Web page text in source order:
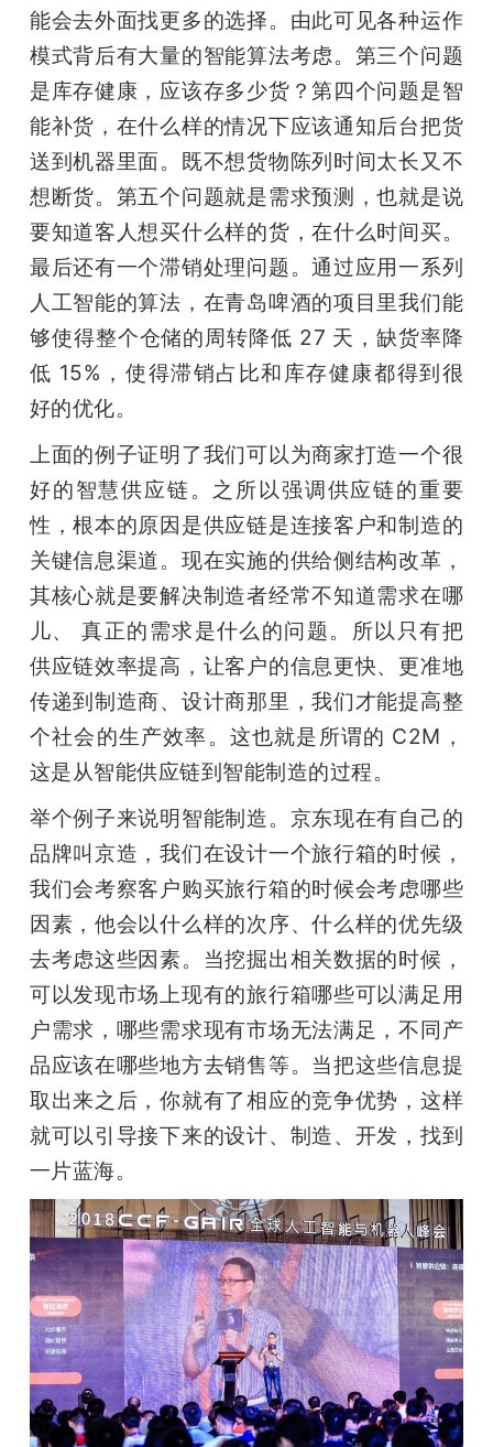
能会去外面找更多的选择。由此可见各种运作
模式背后有大量的智能算法考虑。第三个问题
是库存健康，应该存多少货？第四个问题是智
能补货，在什么样的情况下应该通知后台把货
送到机器里面。既不想货物陈列时间太长又不
想断货。第五个问题就是需求预测，也就是说
要知道客人想买什么样的货，在什么时间买。
最后还有一个滞销处理问题。通过应用一系列
人工智能的算法，在青岛啤酒的项目里我们能
够使得整个仓储的周转降低 27 天，缺货率降
低 15%，使得滞销占比和库存健康都得到很
好的优化。
上面的例子证明了我们可以为商家打造一个很
好的智慧供应链。之所以强调供应链的重要
性，根本的原因是供应链是连接客户和制造的
关键信息渠道。现在实施的供给侧结构改革，
其核心就是要解决制造者经常不知道需求在哪
儿、 真正的需求是什么的问题。所以只有把
供应链效率提高，让客户的信息更快、更准地
传递到制造商、设计商那里，我们才能提高整
个社会的生产效率。这也就是所谓的 C2M，
这是从智能供应链到智能制造的过程。
举个例子来说明智能制造。京东现在有自己的
品牌叫京造，我们在设计一个旅行箱的时候，
我们会考察客户购买旅行箱的时候会考虑哪些
因素，他会以什么样的次序、什么样的优先级
去考虑这些因素。当挖掘出相关数据的时候，
可以发现市场上现有的旅行箱哪些可以满足用
户需求，哪些需求现有市场无法满足，不同产
品应该在哪些地方去销售等。当把这些信息提
取出来之后，你就有了相应的竞争优势，这样
就可以引导接下来的设计、制造、开发，找到
一片蓝海。